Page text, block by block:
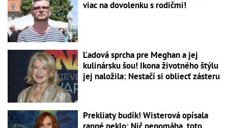
viac na dovolenku s rodičmi!
Ľadová sprcha pre Meghan a jej
kulinársku šou! Ikona životného štýlu
jej naložila: Nestačí si obliecť zásteru
Prekliaty budík! Wisterová opísala